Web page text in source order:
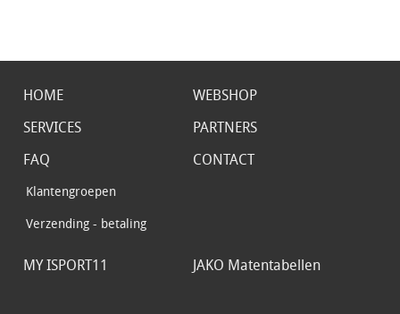
HOME
WEBSHOP
SERVICES
PARTNERS
FAQ
Klantengroepen
Verzending - betaling
CONTACT
MY ISPORT11 JAKO Matentabellen